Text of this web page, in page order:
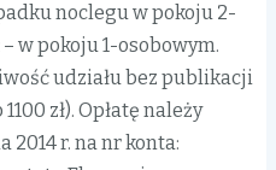
noclegu w pokoju 2-
w pokoju 1-osobowym.
udziału bez publikacji
zł). Opłatę należy
2014 r. na nr konta: